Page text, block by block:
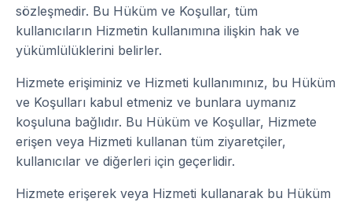
sözleşmedir. Bu Hüküm ve Koşullar, tüm
kullanıcıların Hizmetin kullanımına ilişkin hak ve
yükümlülüklerini belirler.
Hizmete erişiminiz ve Hizmeti kullanımınız, bu Hüküm
ve Koşulları kabul etmeniz ve bunlara uymanız
koşuluna bağlıdır. Bu Hüküm ve Koşullar, Hizmete
erişen veya Hizmeti kullanan tüm ziyaretçiler,
kullanıcılar ve diğerleri için geçerlidir.
Hizmete erişerek veya Hizmeti kullanarak bu Hüküm